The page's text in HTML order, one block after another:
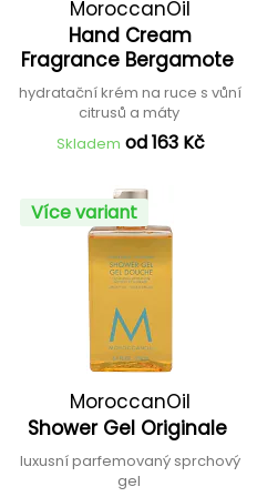
MoroccanOil
Hand Cream
Fragrance Bergamote
hydratační krém na ruce s vůní
citrusů a máty
Skladem od 163 Kč
Více variant
MoroccanOil
Shower Gel Originale
luxusní parfemovaný sprchový
gel